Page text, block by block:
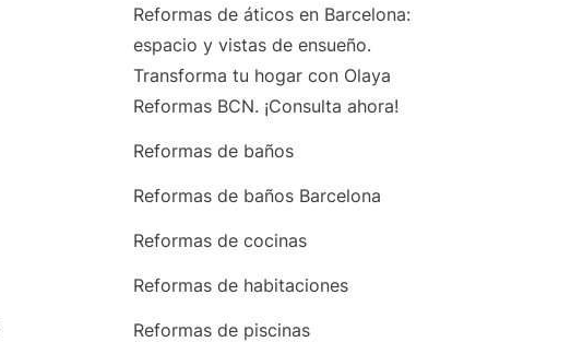
Reformas de áticos en Barcelona:
espacio y vistas de ensueño.
Transforma tu hogar con Olaya
Reformas BCN. ¡Consulta ahora!
Reformas de baños
Reformas de baños Barcelona
Reformas de cocinas
Reformas de habitaciones
Reformas de piscinas